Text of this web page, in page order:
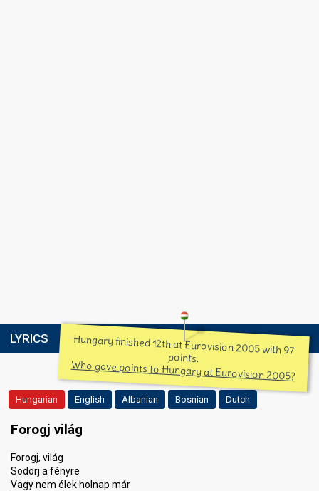
LYRICS Hungary finished 12th at Eurovision 2005 with 97
points.
Who gave points to Hungary at Eurovision 2005?
Hungarian English Albanian Bosnian Dutch
Forogj világ
Forogj, világ
Sodorj a fényre
Vagy nem élek holnap már